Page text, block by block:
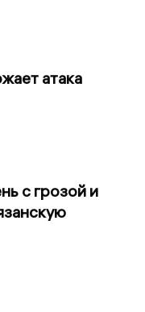
атака
с грозой и